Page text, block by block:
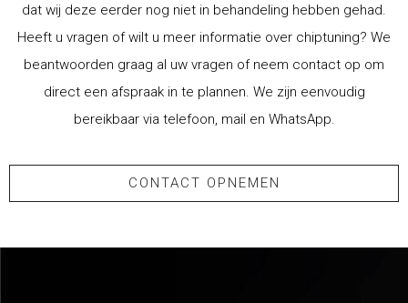
dat wij deze eerder nog niet in behandeling hebben gehad.
Heeft u vragen of wilt u meer informatie over chiptuning? We
beantwoorden graag al uw vragen of neem contact op om
direct een afspraak in te plannen. We zijn eenvoudig
bereikbaar via telefoon, mail en WhatsApp.
CONTACT OPNEMEN